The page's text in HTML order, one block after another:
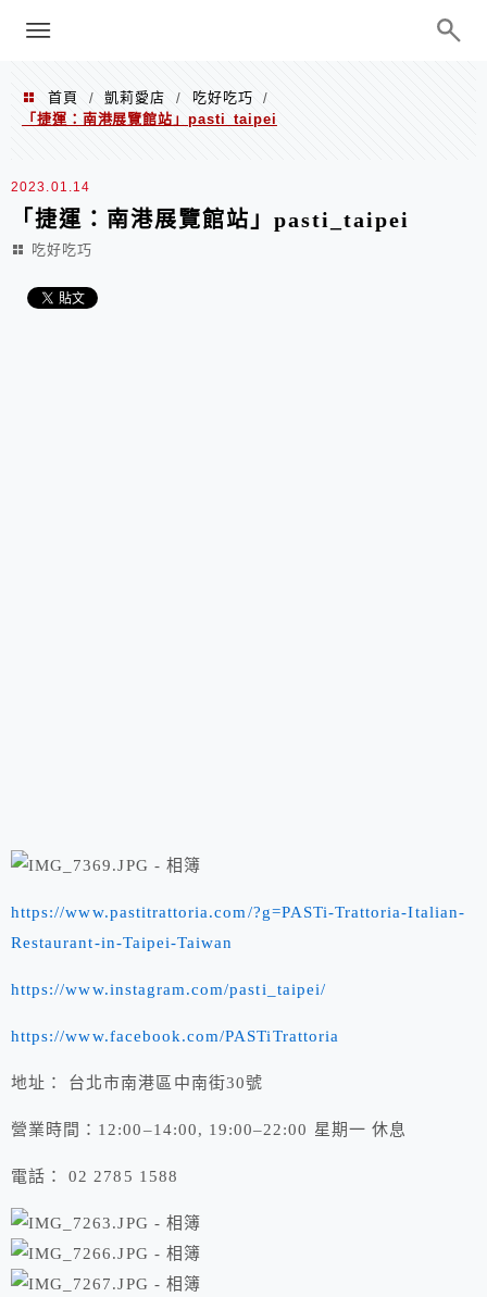
巧、世界走透透
menu
首頁 / 凱莉愛店 / 吃好吃巧
/
「捷運：南港展覽館站」pasti_taipei
2023.01.14
「捷運：南港展覽館站」pasti_taipei
吃好吃巧
https://www.pastitrattoria.com/?g=PASTi-Trattoria-Italian-
Restaurant-in-Taipei-Taiwan
https://www.instagram.com/pasti_taipei/
https://www.facebook.com/PASTiTrattoria
地址： 台北市南港區中南街30號
營業時間：12:00–14:00, 19:00–22:00 星期一 休息
電話： 02 2785 1588